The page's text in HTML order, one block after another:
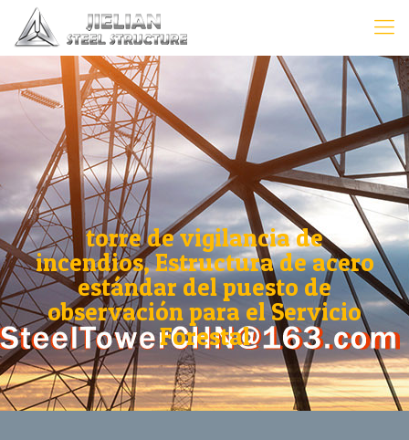
torre de vigilancia de
incendios, Estructura de acero
estándar del puesto de
observación para el Servicio
Forestal